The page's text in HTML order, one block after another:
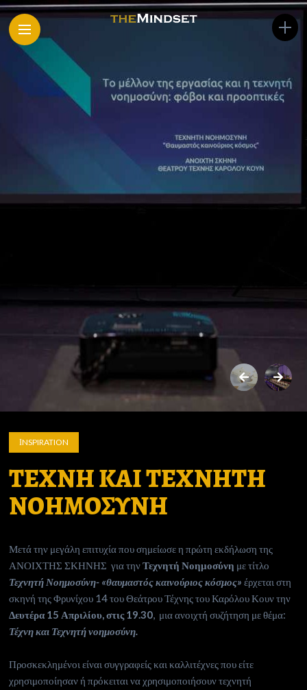
ΙNSPIRATION
ΤΕΧΝΗ ΚΑΙ ΤΕΧΝΗΤΗ
ΝΟΗΜΟΣΥΝΗ
Μετά την μεγάλη επιτυχία που σημείωσε η πρώτη εκδήλωση της
ΑΝΟΙΧΤΗΣ ΣΚΗΝΗΣ για τηνΤεχνητή Νοημοσύνη με τίτλο
Τεχνητή Νοημοσύνη- «θαυμαστός καινούριος κόσμος» έρχεται στη
σκηνή της Φρυνίχου 14 του Θεάτρου Τέχνης του Καρόλου Κουν την
Δευτέρα 15 Απριλίου, στις 19.30, μια ανοιχτή συζήτηση με θέμα:
Τέχνη και Τεχνητή νοημοσύνη.
Προσκεκλημένοι είναι συγγραφείς και καλλιτέχνες που είτε
χρησιμοποίησαν ή πρόκειται να χρησιμοποιήσουν τεχνητή